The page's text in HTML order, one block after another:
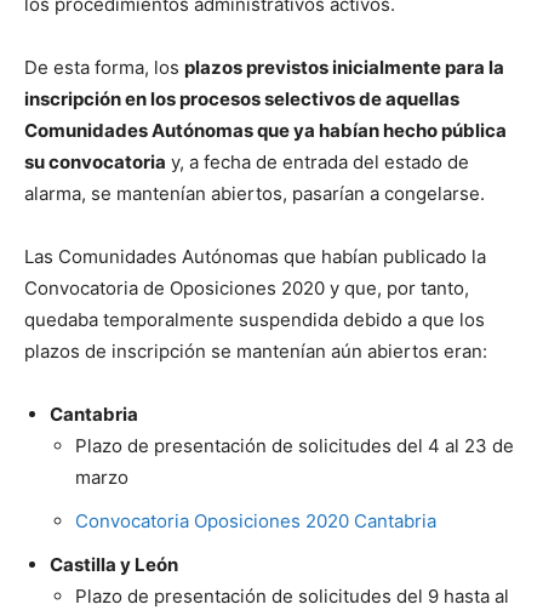
De esta forma, los plazos previstos inicialmente para la
inscripción en los procesos selectivos de aquellas
Comunidades Autónomas que ya habían hecho pública
su convocatoria y, a fecha de entrada del estado de
alarma, se mantenían abiertos, pasarían a congelarse.
Las Comunidades Autónomas que habían publicado la
Convocatoria de Oposiciones 2020 y que, por tanto,
quedaba temporalmente suspendida debido a que los
plazos de inscripción se mantenían aún abiertos eran:
Cantabria
Plazo de presentación de solicitudes del 4 al 23 de
marzo
Convocatoria Oposiciones 2020 Cantabria
Castilla y León
Plazo de presentación de solicitudes del 9 hasta al